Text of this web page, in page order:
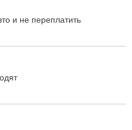
и не переплатить